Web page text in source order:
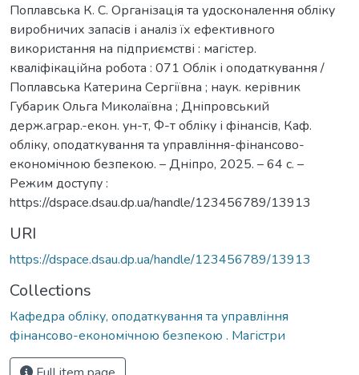
Поплавська К. С. Організація та удосконалення обліку
виробничих запасів і аналіз їх ефективного
використання на підприємстві : магістер.
кваліфікаційна робота : 071 Облік і оподаткування /
Поплавська Катерина Сергіївна ; наук. керівник
Губарик Ольга Миколаївна ; Дніпровський
держ.аграр.-екон. ун-т, Ф-т обліку і фінансів, Каф.
обліку, оподаткування та управління-фінансово-
економічною безпекою. – Дніпро, 2025. – 64 с. –
Режим доступу :
https://dspace.dsau.dp.ua/handle/123456789/13913
URI
https://dspace.dsau.dp.ua/handle/123456789/13913
Collections
Кафедра обліку, оподаткування та управління
фінансово-економічною безпекою . Магістри